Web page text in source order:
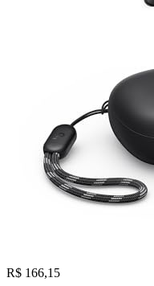
R$ 166,15